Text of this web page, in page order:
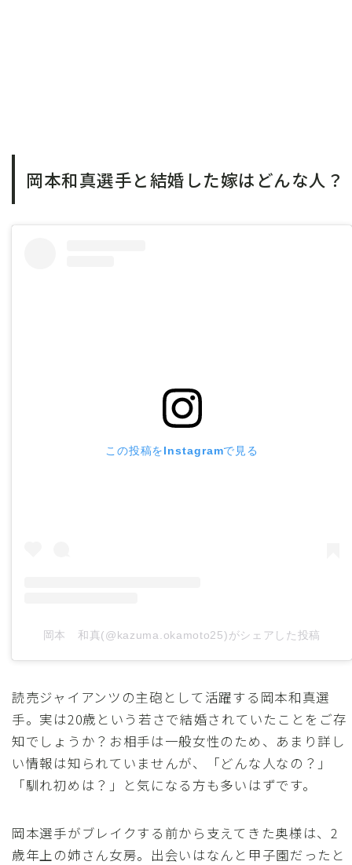
岡本和真選手と結婚した嫁はどんな人？
この投稿をInstagramで見る
岡本 和真(@kazuma.okamoto25)がシェアした投稿
読売ジャイアンツの主砲として活躍する岡本和真選
手。実は20歳という若さで結婚されていたことをご存
知でしょうか？お相手は一般女性のため、あまり詳し
い情報は知られていませんが、「どんな人なの？」
「馴れ初めは？」と気になる方も多いはずです。
岡本選手がブレイクする前から支えてきた奥様は、2
歳年上の姉さん女房。出会いはなんと甲子園だったと